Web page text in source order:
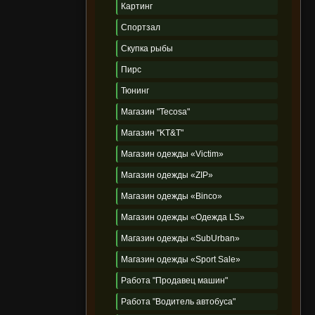
Картинг
Спортзал
Скупка рыбы
Пирс
Тюнинг
Магазин "Tecosa"
Магазин "KT&T"
Магазин одежды «Victim»
Магазин одежды «ZIP»
Магазин одежды «Binco»
Магазин одежды «Одежда LS»
Магазин одежды «SubUrban»
Магазин одежды «Sport Sale»
Работа "Продавец машин"
Работа "Водитель автобуса"